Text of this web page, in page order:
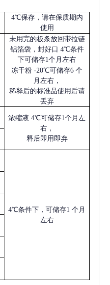
4℃保存，请在保质期内
使用
未用完的板条放回带拉链
铝箔袋，封好口 4℃条件
下可储存1个月左右
冻干粉 -20℃可储存6 个
月左右，
稀释后的标准品使用后请
丢弃
浓缩液 4℃可储存1个月左
右，
释后即用即弃
4℃条件下，可储存1 个月
左右